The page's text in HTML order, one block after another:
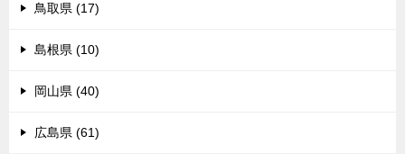
鳥取県 (17)
島根県 (10)
岡山県 (40)
広島県 (61)